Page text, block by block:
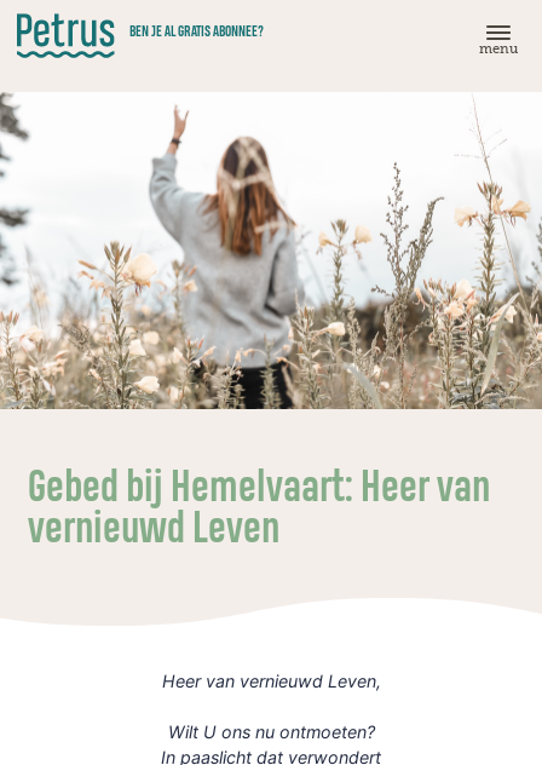
Doorgaan
naar
hoofdinhoud
BEN JE AL GRATIS ABONNEE?
menu
Gebed bij Hemelvaart: Heer van
vernieuwd Leven
Heer van vernieuwd Leven,
Wilt U ons nu ontmoeten?
In paaslicht dat verwondert